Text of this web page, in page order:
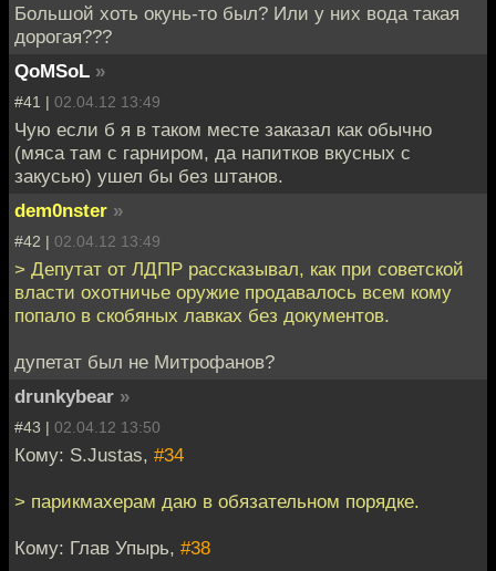
Большой хоть окунь-то был? Или у них вода такая
дорогая???
QoMSoL »
#41 | 02.04.12 13:49
Чую если б я в таком месте заказал как обычно
(мяса там с гарниром, да напитков вкусных с
закусью) ушел бы без штанов.
dem0nster »
#42 | 02.04.12 13:49
> Депутат от ЛДПР рассказывал, как при советской
власти охотничье оружие продавалось всем кому
попало в скобяных лавках без документов.
дупетат был не Митрофанов?
drunkybear »
#43 | 02.04.12 13:50
Кому: S.Justas, #34
> парикмахерам даю в обязательном порядке.
Кому: Глав Упырь, #38